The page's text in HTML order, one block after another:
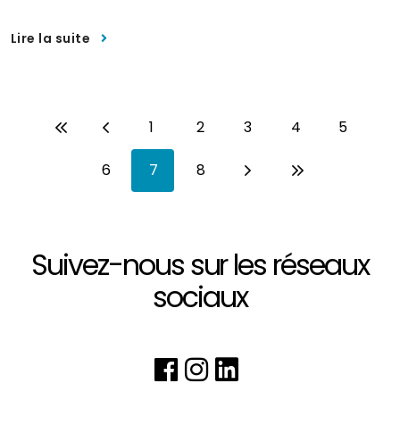
Lire la suite
Page
1 Page
2 Page
3 Page
4 Page
5
Page
6 Page
7 Page
8
Suivez-nous sur les réseaux
sociaux